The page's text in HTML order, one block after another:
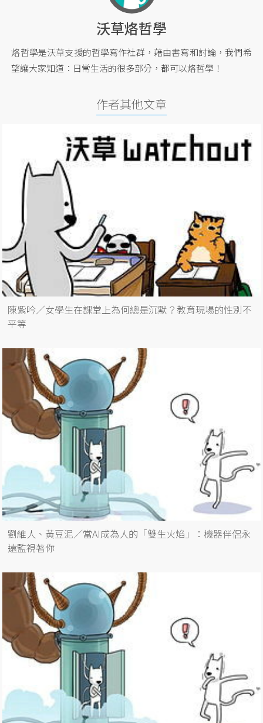
沃草烙哲學
烙哲學是沃草支援的哲學寫作社群，藉由書寫和討論，我們希
望讓大家知道：日常生活的很多部分，都可以烙哲學！
作者其他文章
陳紫吟／女學生在課堂上為何總是沉默？教育現場的性別不
平等
劉維人、黃豆泥／當AI成為人的「雙生火焰」：機器伴侶永
遠監視著你